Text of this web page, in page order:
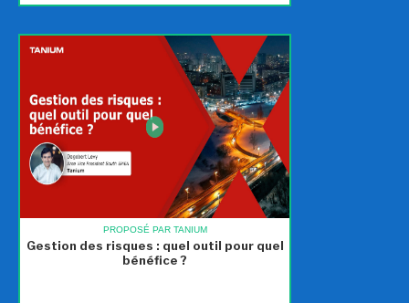
PROPOSÉ PAR TANIUM
Gestion des risques : quel outil pour quel
bénéfice ?